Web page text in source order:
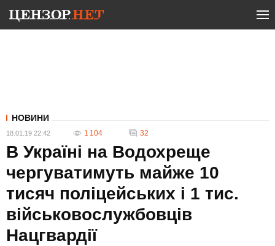
НОВИНИ
18.01.19 22:42 1 104 32
В Україні на Водохреще
чергуватимуть майже 10
тисяч поліцейських і 1 тис.
військовослужбовців
Нацгвардії